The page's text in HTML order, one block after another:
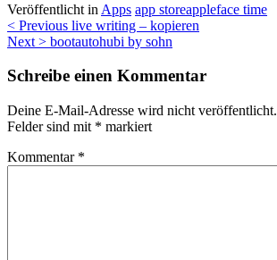
Veröffentlicht in Apps app storeappleface time
Beitragsnavigation
< Previous live writing – kopieren
Next > bootautohubi by sohn
Schreibe einen Kommentar
Deine E-Mail-Adresse wird nicht veröffentlicht.
Felder sind mit * markiert
Kommentar *